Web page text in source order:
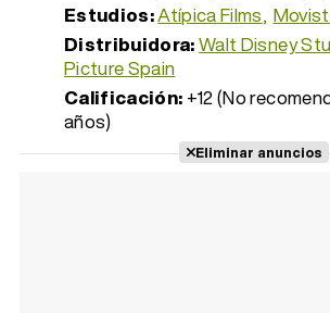
Estudios:Atípica Films
Distribuidora:Walt Disney
Picture Spain
Calificación: +12 (No
años)
Eliminar anuncios